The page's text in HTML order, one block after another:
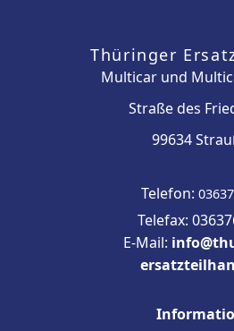
Thüringer
Multicar und
Straße des
99634
Telefon:
Telefax:
E-Mail: